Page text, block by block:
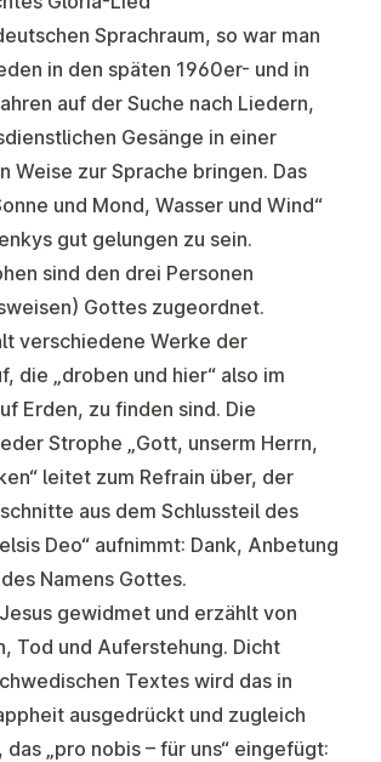
Sprachraum, so war man
in den späten 1960er- und in
auf der Suche nach Liedern,
Gesänge in einer
Weise zur Sprache bringen. Das
und Mond, Wasser und Wind“
gut gelungen zu sein.
sind den drei Personen
Gottes zugeordnet.
verschiedene Werke der
die „droben und hier“ also im
Erden, zu finden sind. Die
Strophe „Gott, unserm Herrn,
leitet zum Refrain über, der
aus dem Schlussteil des
Deo“ aufnimmt: Dank, Anbetung
Namens Gottes.
gewidmet und erzählt von
Tod und Auferstehung. Dicht
Textes wird das in
ausgedrückt und zugleich
das „pro nobis – für uns“ eingefügt: